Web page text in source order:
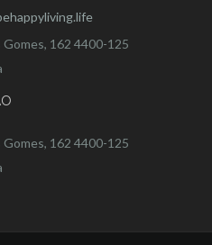
162 4400-125
162 4400-125